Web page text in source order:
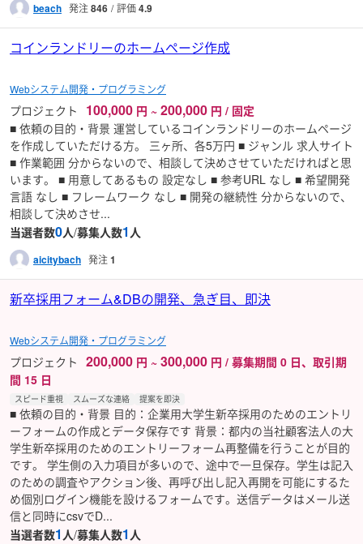
beach 発注846 評価4.9
コインランドリーのホームページ作成
Webシステム開発・プログラミング
プロジェクト 100,000 円 ~ 200,000 円 / 固定
■ 依頼の目的・背景 運営しているコインランドリーのホームページ
を作成していただける方。 三ヶ所、各5万円 ■ ジャンル 求人サイト
■ 作業範囲 分からないので、相談して決めさせていただければと思
います。 ■ 用意してあるもの 設定なし ■ 参考URL なし ■ 希望開発
言語 なし ■ フレームワーク なし ■ 開発の継続性 分からないので、
相談して決めさせ...
当選者数0人/募集人数1 人
aicitybach 発注1
新卒採用フォーム&DBの開発、急ぎ目、即決
Webシステム開発・プログラミング
プロジェクト 200,000 円 ~ 300,000 円 / 募集期間 0 日、取引期
間 15 日
スピード重視 スムーズな連絡 提案を即決
■ 依頼の目的・背景 目的：企業用大学生新卒採用のためのエントリ
ーフォームの作成とデータ保存です 背景：都内の当社顧客法人の大
学生新卒採用のためのエントリーフォーム再整備を行うことが目的
です。 学生側の入力項目が多いので、途中で一旦保存。学生は記入
のための調査やアクション後、再呼び出し記入再開を可能にするた
め個別ログイン機能を設けるフォームです。送信データはメール送
信と同時にcsvでD...
当選者数1 人/募集人数1 人